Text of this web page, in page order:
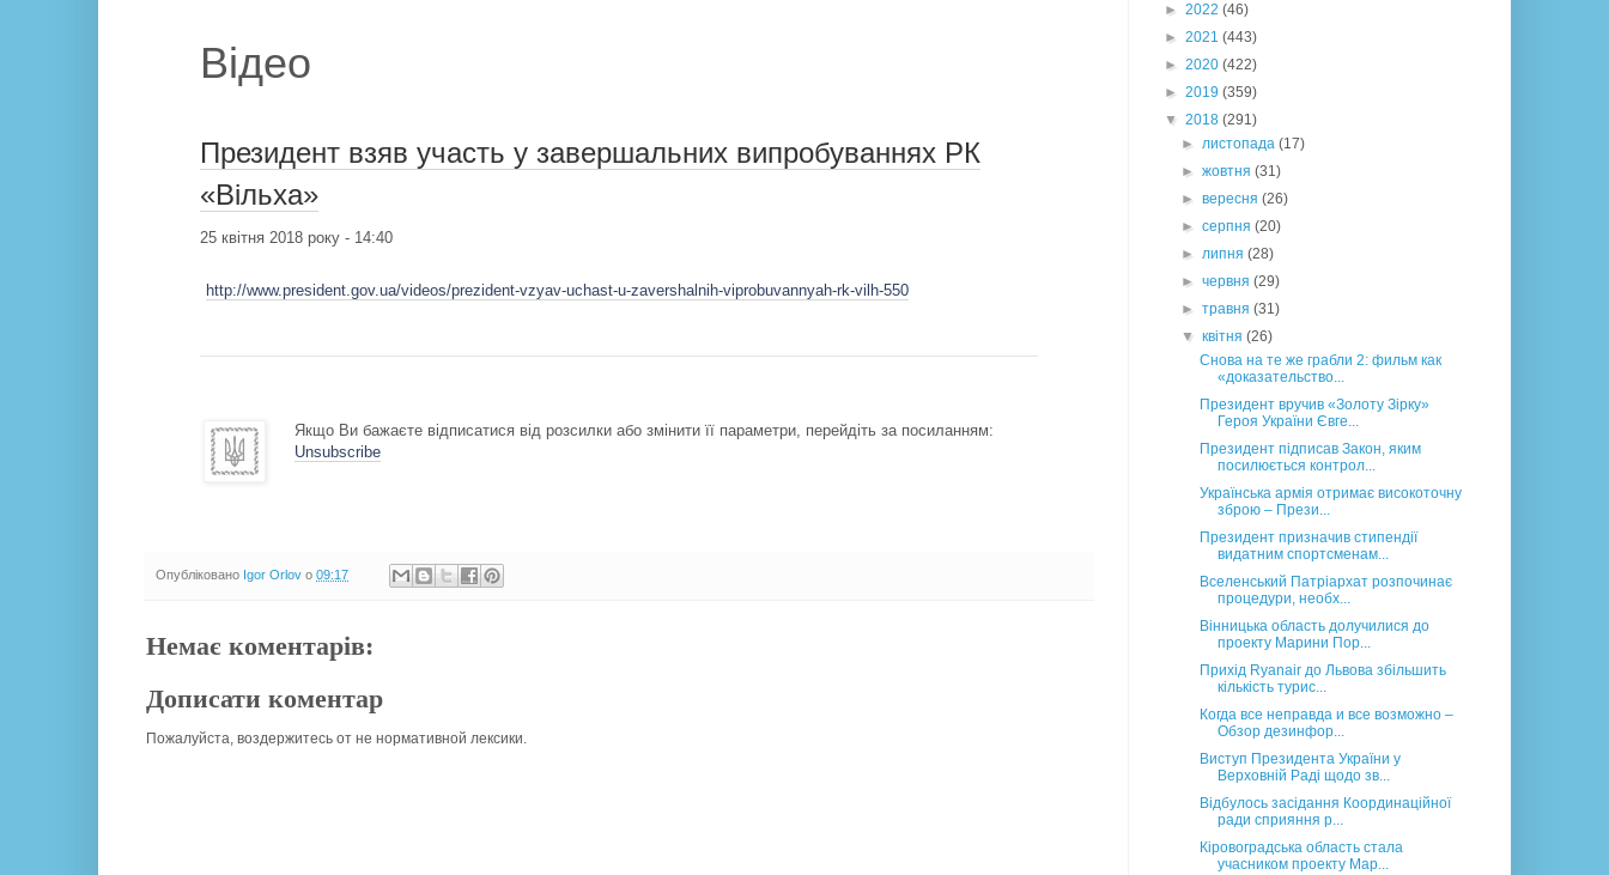
Відео
Президент взяв участь у завершальних випробуваннях РК
«Вільха»
25 квітня 2018 року - 14:40
http://www.president.gov.ua/videos/prezident-vzyav-uchast-u-zavershalnih-viprobuvannyah-rk-vilh-550
Якщо Ви бажаєте відписатися від розсилки або змінити її параметри, перейдіть за посиланням:
Unsubscribe
Опубліковано Igor Orlov о 09:17
Немає коментарів:
Дописати коментар
Пожалуйста, воздержитесь от не нормативной лексики.
► 2022 (46)
► 2021 (443)
► 2020 (422)
► 2019 (359)
▼ 2018 (291)
►листопада(17)
►жовтня(31)
►вересня(26)
►серпня(20)
►липня(28)
►червня(29)
►травня(31)
▼квітня(26)
Снова на те же грабли 2: фильм как
«доказательство...
Президент вручив «Золоту Зірку»
Героя України Євге...
Президент підписав Закон, яким
посилюється контрол...
Українська армія отримає високоточну
зброю – Прези...
Президент призначив стипендії
видатним спортсменам...
Вселенський Патріархат розпочинає
процедури, необх...
Вінницька область долучилися до
проекту Марини Пор...
Прихід Ryanair до Львова збільшить
кількість турис...
Когда все неправда и все возможно –
Обзор дезинфор...
Виступ Президента України у
Верховній Раді щодо зв...
Відбулось засідання Координаційної
ради сприяння р...
Кіровоградська область стала
учасником проекту Мар...